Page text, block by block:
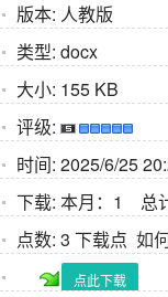
版本: 人教版
类型: docx
大小: 155 KB
评级:
时间: 2025/6/25
下载: 本月：1 总
点数: 3 下载点 如
点此下载